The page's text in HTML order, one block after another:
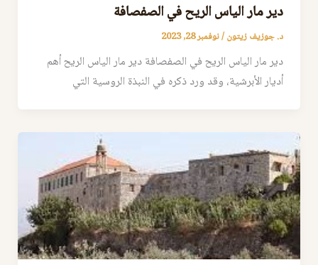
دير مار الياس الريح في الصفصافة
د. جوزيف زيتون/نوفمبر 28, 2023
دير مار الياس الريح في الصفصافة دير مار الياس الريح أهم
أديار الأبرشية، وقد ورد ذكره في النبذة الروسية التي